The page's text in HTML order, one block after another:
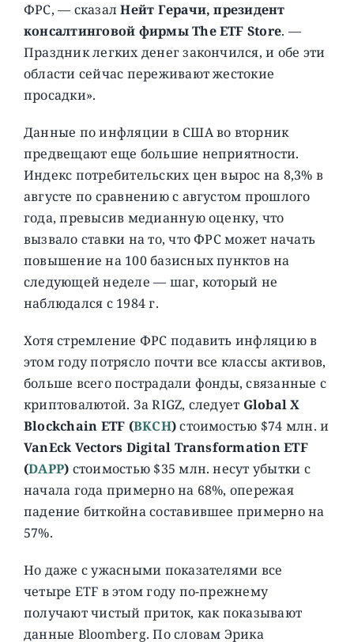
ФРС, — сказалНейт Герачи, президент
консалтинговой фирмы The ETF Store. —
Праздник легких денег закончился, и обе эти
области сейчас переживают жестокие
просадки».
Данные по инфляции в США во вторник
предвещают еще большие неприятности.
Индекс потребительских цен вырос на 8,3% в
августе по сравнению с августом прошлого
года, превысив медианную оценку, что
вызвало ставки на то, что ФРС может начать
повышение на 100 базисных пунктов на
следующей неделе — шаг, который не
наблюдался с 1984 г.
Хотя стремление ФРС подавить инфляцию в
этом году потрясло почти все классы активов,
больше всего пострадали фонды, связанные с
криптовалютой. За RIGZ, следует Global X
Blockchain ETF (BKCH)стоимостью $74 млн. и
VanEck Vectors Digital Transformation ETF
(DAPP) стоимостью $35 млн. несут убытки с
начала года примерно на 68%, опережая
падение биткойна составившее примерно на
57%.
Но даже с ужасными показателями все
четыре ETF в этом году по-прежнему
получают чистый приток, как показывают
данные Bloomberg. По словам Эрика